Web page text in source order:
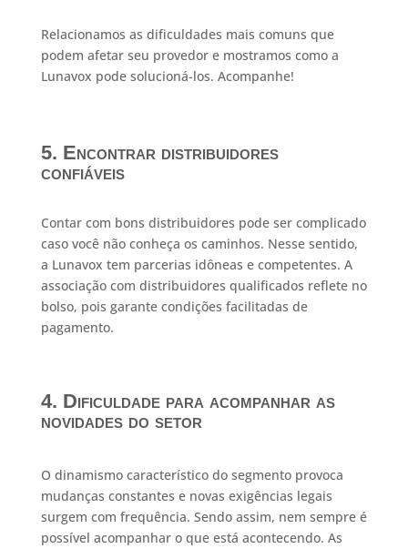
Relacionamos as dificuldades mais comuns que
podem afetar seu provedor e mostramos como a
Lunavox pode solucioná-los. Acompanhe!
5. Encontrar distribuidores
confiáveis
Contar com bons distribuidores pode ser complicado
caso você não conheça os caminhos. Nesse sentido,
a Lunavox tem parcerias idôneas e competentes. A
associação com distribuidores qualificados reflete no
bolso, pois garante condições facilitadas de
pagamento.
4. Dificuldade para acompanhar as
novidades do setor
O dinamismo característico do segmento provoca
mudanças constantes e novas exigências legais
surgem com frequência. Sendo assim, nem sempre é
possível acompanhar o que está acontecendo. As